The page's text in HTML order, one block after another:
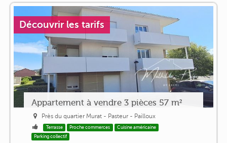
Découvrir les tarifs
Appartement à vendre 3 pièces 57 m²
Près du quartier Murat - Pasteur - Pailloux
Terrasse Proche commerces
Cuisine américaine
Parking collectif